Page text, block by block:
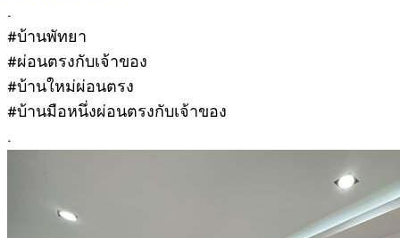
.
#บ้านพัทยา
#ผ่อนตรงกับเจ้าของ
#บ้านใหม่ผ่อนตรง
#บ้านมือหนึ่งผ่อนตรงกับเจ้าของ
.